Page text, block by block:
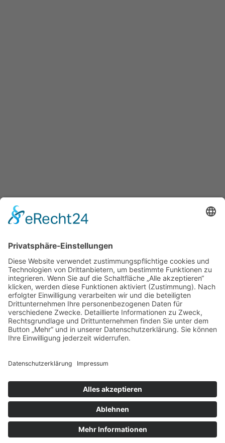
E
Jost PLASTEC GmbH
Konrad-Adenauer-Str. 20
55218 Ingelheim am Rhein
E
Telefon: +49 6132 71677-10
Fax: +49 6132 71677-13
© 2023 Jost PLASTEC GmbH I Webdesign by brumm